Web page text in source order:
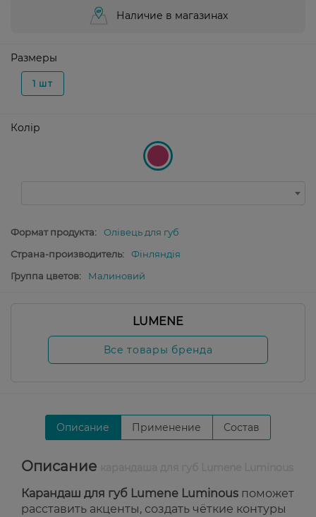
Наличие в магазинах
Размеры
1 шт
Колір
Формат продукта:
Олівець для губ
Страна-производитель:
Фінляндія
Группа цветов:
Малиновий
LUMENE
Все товары бренда
Описание Применение Состав
Описание
Карандаш для губ Lumene Luminous поможет
расставить акценты, создать чёткие контуры